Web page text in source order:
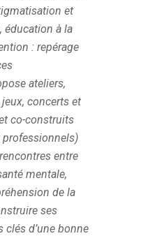
et
éducation à la
: repérage
ateliers,
concerts et
co-construits
professionnels)
entre
mentale,
de la
ses
clés d’une bonne